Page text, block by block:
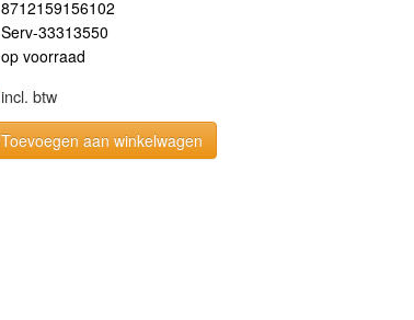
8712159156102
Serv-33313550
op voorraad
incl. btw
Toevoegen aan winkelwagen